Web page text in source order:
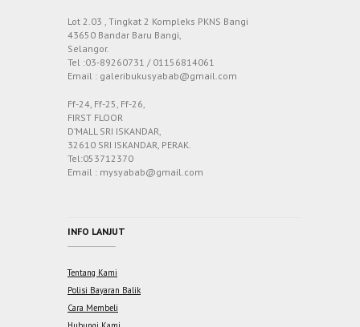
Lot 2.03 , Tingkat 2 Kompleks PKNS Bangi
43650 Bandar Baru Bangi,
Selangor.
Tel :03-89260731 / 01156814061
Email : galeribukusyabab@gmail.com
Ff-24, Ff-25, Ff-26,
FIRST FLOOR
D’MALL SRI ISKANDAR,
32610 SRI ISKANDAR, PERAK.
Tel:053712370
Email : mysyabab@gmail.com
INFO LANJUT
Tentang Kami
Polisi Bayaran Balik
Cara Membeli